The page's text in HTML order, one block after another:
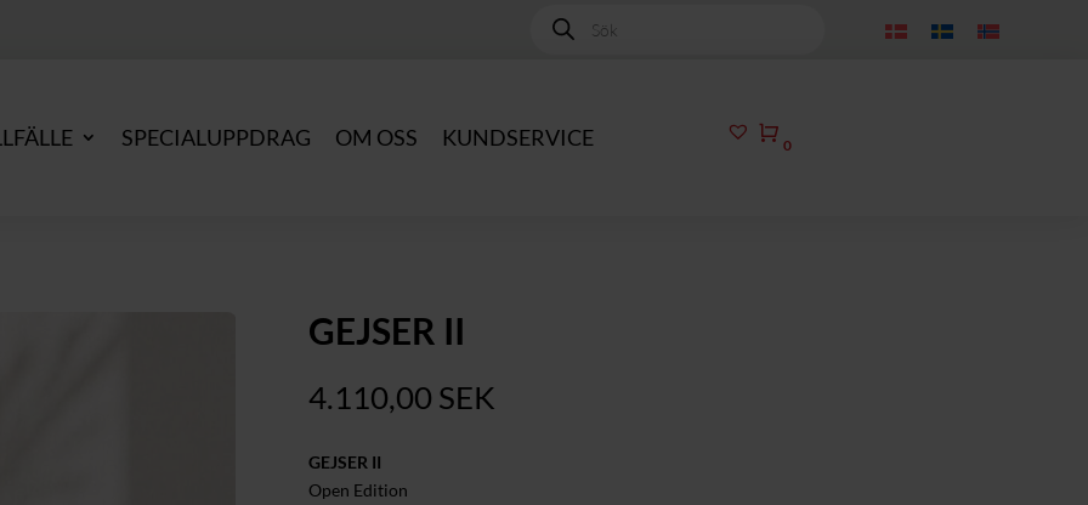
search
SPECIALUPPDRAG OM OSS KUNDSERVICE 0
GEJSER II
4.110,00 SEK
GEJSER II
Open Edition